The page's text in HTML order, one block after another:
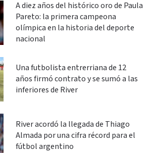
A diez años del histórico oro de Paula
Pareto: la primera campeona
olímpica en la historia del deporte
nacional
Una futbolista entrerriana de 12
años firmó contrato y se sumó a las
inferiores de River
River acordó la llegada de Thiago
Almada por una cifra récord para el
fútbol argentino